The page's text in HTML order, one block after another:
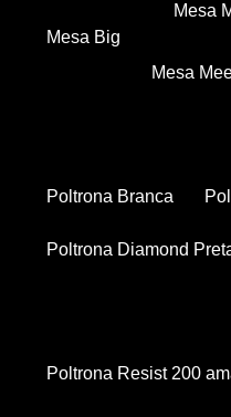
Mesa Big
Mesa
Mesa
Poltrona Branca
Poltrona Diamond
Poltrona Resist 200